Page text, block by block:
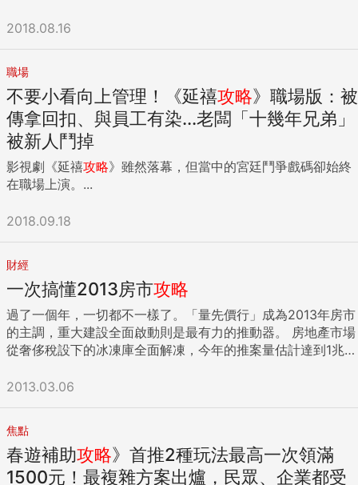
2018.08.16
職場
不要小看向上管理！《延禧攻略》職場版：被
傳拿回扣、與員工有染...老闆「十幾年兄弟」
被新人鬥掉
影視劇《延禧攻略》雖然落幕，但當中的宮廷鬥爭戲碼卻始終
在職場上演。...
2018.09.18
財經
一次搞懂2013房市攻略
過了一個年，一切都不一樣了。「量先價行」成為2013年房市
的主調，重大建設全面啟動則是最有力的推動器。 房地產市場
從奢侈稅設下的冰凍庫全面解凍，今年的推案量估計達到1兆2
月份淡水新市鎮輕軌預算正式確認，高鐵新增三個站點，桃園
台賣出逾150億 四個動態，你必須正視房地產市場的新變化。
業界動態：信義房屋台北地區，一月份單日成交金額近5千萬
元，比去年12月多一倍，打破仲介業農曆新年前是交易淡季的
2013.03.06
焦點
春遊補助攻略》首推2種玩法最高一次領滿
1500元！最複雜方案出爐，民眾、企業都受